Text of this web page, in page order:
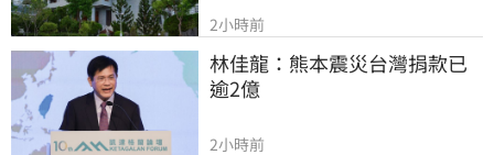
2小時前
林佳龍：熊本震災台灣捐款已
逾2億
2小時前